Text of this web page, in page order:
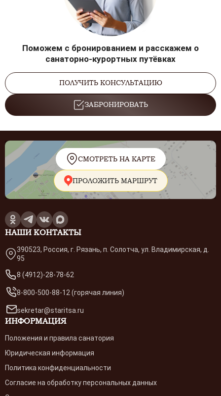
Поможем с бронированием и расскажем о
санаторно-курортных путёвках
ПОЛУЧИТЬ КОНСУЛЬТАЦИЮ
ЗАБРОНИРОВАТЬ
СМОТРЕТЬ НА КАРТЕ
ПРОЛОЖИТЬ МАРШРУТ
НАШИ КОНТАКТЫ
390523, Россия, г. Рязань, п. Солотча, ул. Владимирская, д.
95
8 (4912)-28-78-62
8-800-500-88-12 (горячая линия)
sekretar@staritsa.ru
ИНФОРМАЦИЯ
Положения и правила санатория
Юридическая информация
Политика конфиденциальности
Согласие на обработку персональных данных